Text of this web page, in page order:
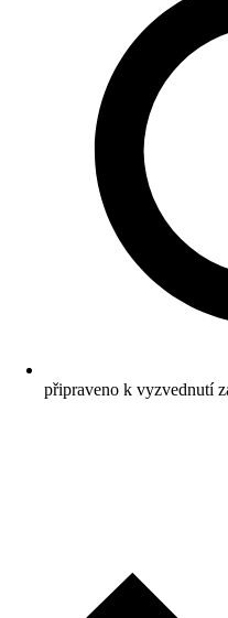
připraveno k vyzvednutí